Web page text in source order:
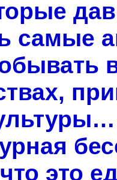
самые
это